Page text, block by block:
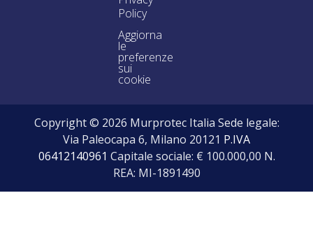
Policy
Aggiorna
le
preferenze
sui
cookie
Copyright © 2026 Murprotec Italia Sede legale:
Via Paleocapa 6, Milano 20121 P.IVA
06412140961 Capitale sociale: € 100.000,00 N.
REA: MI-1891490